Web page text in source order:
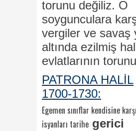
torunu değiliz. O
soygunculara
vergiler ve savaş
altında ezilmiş
evlatlarının
PATRONA HALİL
1700-1730:
Egemen sınıflar kendisine
isyanları tarihe gerici